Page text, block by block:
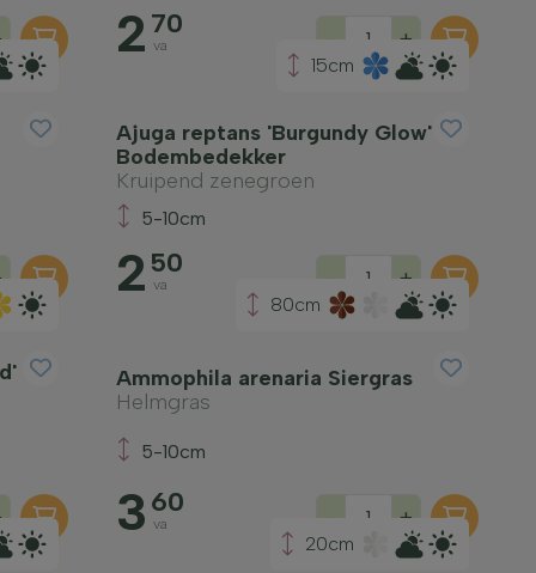
2 70
va - +
15cm
Ajuga reptans 'Burgundy Glow'
Bodembedekker
Kruipend zenegroen
5-10cm
2 50
va - +
80cm
Ammophila arenaria Siergras
Helmgras
5-10cm
3 60
va - +
20cm